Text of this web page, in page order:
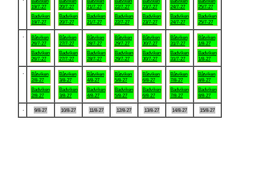
19/7-27
Badviken
19/7-27
20/7-27
Badviken
20/7-27
21/7-27
Badviken
21/7-27
22/7-27
Badviken
22/7-27
23/7-27
Badviken
23/7-27
24/7-27
Badviken
24/7-27
25/7-27
Badviken
25/7-27
Båtviken
26/7-27
Badviken
26/7-27
Båtviken
27/7-27
Badviken
27/7-27
Båtviken
28/7-27
Badviken
28/7-27
Båtviken
29/7-27
Badviken
29/7-27
Båtviken
30/7-27
Badviken
30/7-27
Båtviken
31/7-27
Badviken
31/7-27
Båtviken
1/8-27
Badviken
1/8-27
Båtviken
2/8-27
Badviken
2/8-27
Båtviken
3/8-27
Badviken
3/8-27
Båtviken
4/8-27
Badviken
4/8-27
Båtviken
5/8-27
Badviken
5/8-27
Båtviken
6/8-27
Badviken
6/8-27
Båtviken
7/8-27
Badviken
7/8-27
Båtviken
8/8-27
Badviken
8/8-27
9/8-27 10/8-27 11/8-27 12/8-27 13/8-27 14/8-27 15/8-27